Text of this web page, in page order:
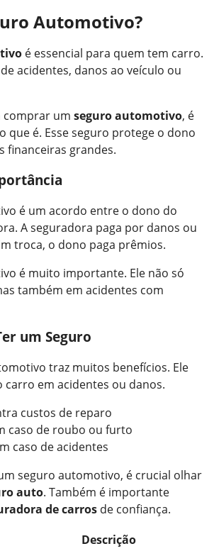
Automotivo?
é essencial para quem tem carro.
acidentes, danos ao veículo ou
comprar um seguro automotivo, é
que é. Esse seguro protege o dono
financeiras grandes.
é um acordo entre o dono do
A seguradora paga por danos ou
troca, o dono paga prêmios.
é muito importante. Ele não só
também em acidentes com
um Seguro
traz muitos benefícios. Ele
em acidentes ou danos.
custos de reparo
caso de roubo ou furto
caso de acidentes
seguro automotivo, é crucial olhar
auto. Também é importante
de carros de confiança.
Descrição